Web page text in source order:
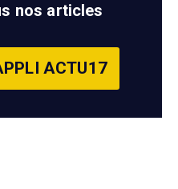
nos articles
ACTU17